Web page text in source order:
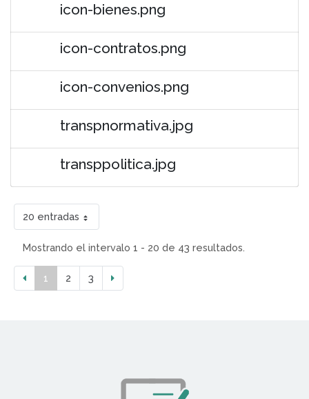
icon-bienes.png
icon-contratos.png
icon-convenios.png
transpnormativa.jpg
transppolitica.jpg
20 entradas
Mostrando el intervalo 1 - 20 de 43 resultados.
1 2 3